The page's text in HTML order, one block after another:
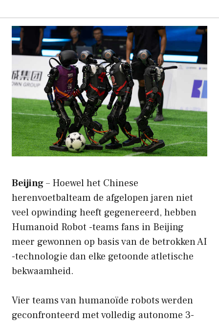
Beijing– Hoewel het Chinese
herenvoetbalteam de afgelopen jaren niet
veel opwinding heeft gegenereerd, hebben
Humanoid Robot -teams fans in Beijing
meer gewonnen op basis van de betrokken AI
-technologie dan elke getoonde atletische
bekwaamheid.
Vier teams van humanoïde robots werden
geconfronteerd met volledig autonome 3-